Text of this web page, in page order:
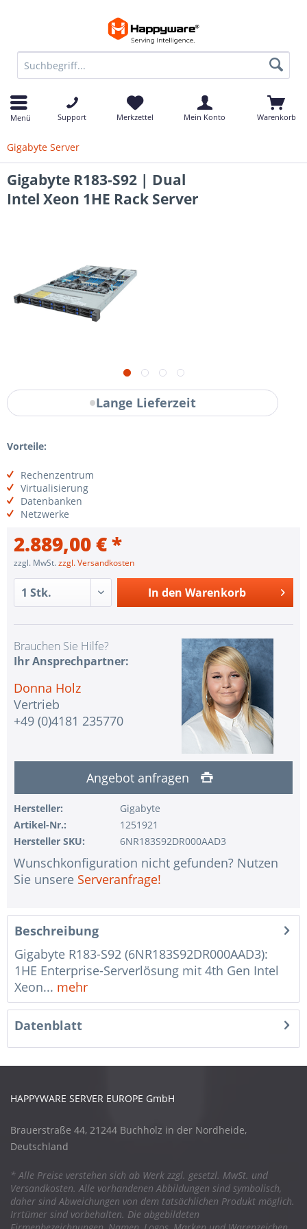
Menü Support Merkzettel Mein Konto Warenkorb
Gigabyte Server
Gigabyte R183-S92 | Dual
Intel Xeon 1HE Rack Server
Lange Lieferzeit
Vorteile:
Rechenzentrum
Virtualisierung
Datenbanken
Netzwerke
2.889,00 € *
zzgl. MwSt.zzgl. Versandkosten
In den Warenkorb
Brauchen Sie Hilfe?
Ihr Ansprechpartner:
Donna Holz
Vertrieb
+49 (0)4181 235770
Angebot anfragen
Hersteller:
Gigabyte
Artikel-Nr.:
1251921
Hersteller SKU:
6NR183S92DR000AAD3
Wunschkonfiguration nicht gefunden? Nutzen
Sie unsere Serveranfrage!
Beschreibung
Gigabyte R183-S92 (6NR183S92DR000AAD3):
1HE Enterprise-Serverlösung mit 4th Gen Intel
Xeon... mehr
Datenblatt
HAPPYWARE SERVER EUROPE GmbH
Brauerstraße 44, 21244 Buchholz in der Nordheide,
Deutschland
* Alle Preise verstehen sich ab Werk zzgl. gesetzl. MwSt. und
Versandkosten. Alle vorhandenen Abbildungen sind symbolisch,
daher sind Abweichungen von dem tatsächlichen Produkt möglich.
Irrtümer sind vorbehalten. Die abgebildeten